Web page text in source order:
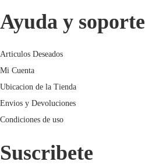
Ayuda y soporte
Articulos Deseados
Mi Cuenta
Ubicacion de la Tienda
Envios y Devoluciones
Condiciones de uso
Suscribete